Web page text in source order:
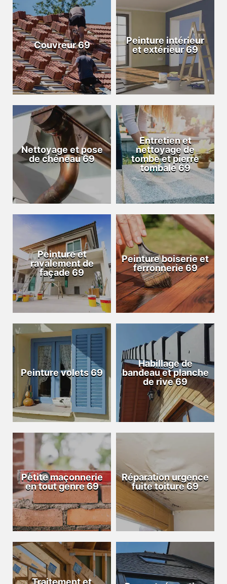
Couvreur 69
Peinture intérieur
et extérieur 69
Nettoyage et pose
de chéneau 69
Entretien et
nettoyage de
tombe et pierre
tombale 69
Peinture et
ravalement de
façade 69
Peinture boiserie et
ferronnerie 69
Peinture volets 69
Habillage de
bandeau et planche
de rive 69
Petite maçonnerie
en tout genre 69
Réparation urgence
fuite toiture 69
Traitement et